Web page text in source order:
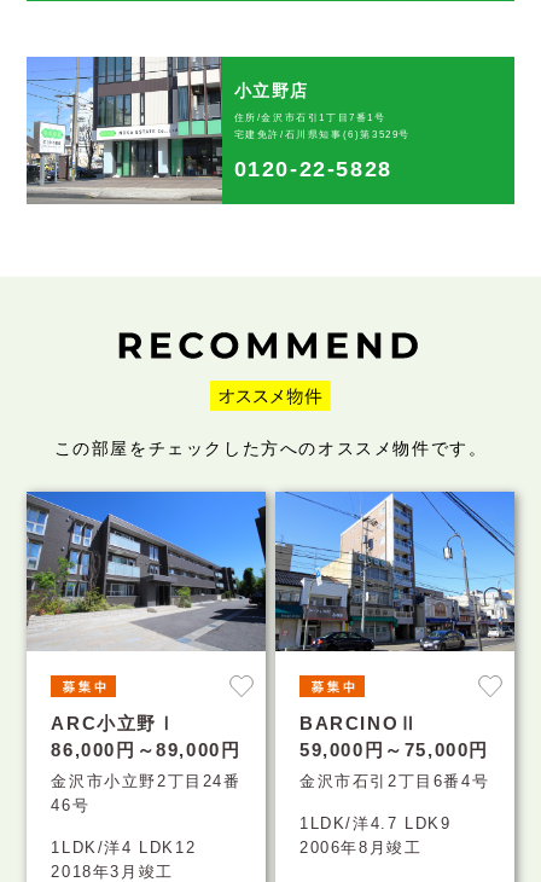
小立野店
住所/金沢市石引1丁目7番1号
宅建免許/石川県知事(6)第3529号
0120-22-5828
この部屋をチェックした方へのオススメ物件です。
ARC小立野Ⅰ
86,000円～89,000円
金沢市小立野2丁目24番
46号
1LDK/洋4 LDK12
2018年3月竣工
BARCINOⅡ
59,000円～75,000円
金沢市石引2丁目6番4号
1LDK/洋4.7 LDK9
2006年8月竣工